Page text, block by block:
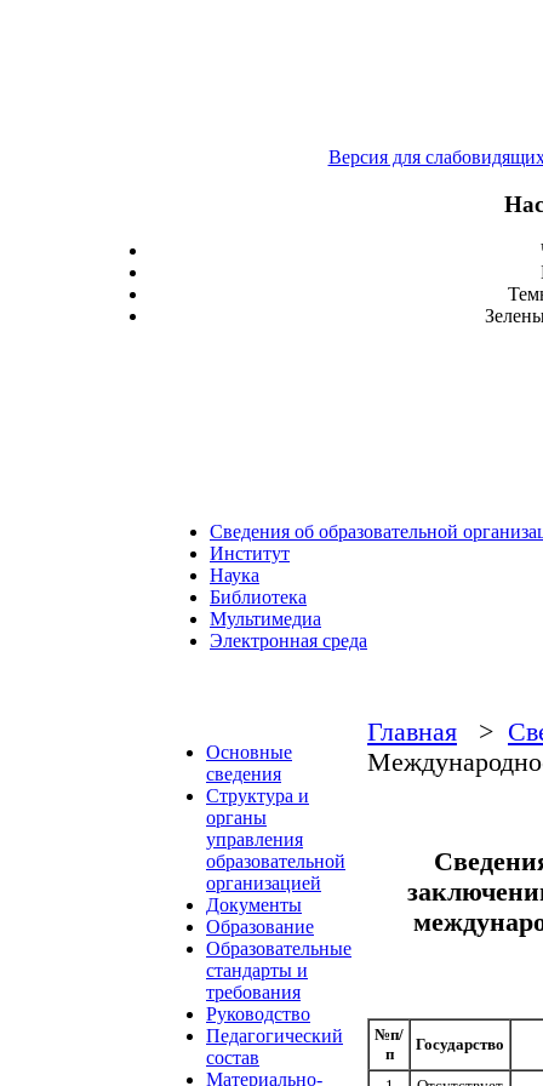
Версия для
Сведения об образовательной
Институт
Наука
Библиотека
Мультимедиа
Электронная среда
Основные
сведения
Структура и
органы
управления
образовательной
организацией
Документы
Образование
Образовательные
стандарты и
требования
Руководство
Педагогический
состав
Материально-
Главная >
№п/
п
Государство